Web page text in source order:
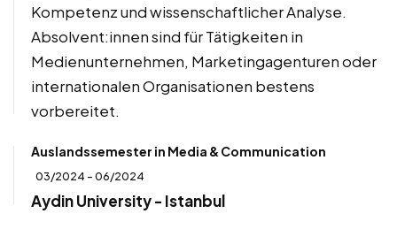
Kompetenz und wissenschaftlicher Analyse.
Absolvent:innen sind für Tätigkeiten in
Medienunternehmen, Marketingagenturen oder
internationalen Organisationen bestens
vorbereitet.
Auslandssemester in Media & Communication
03/2024 - 06/2024
Aydin University - Istanbul